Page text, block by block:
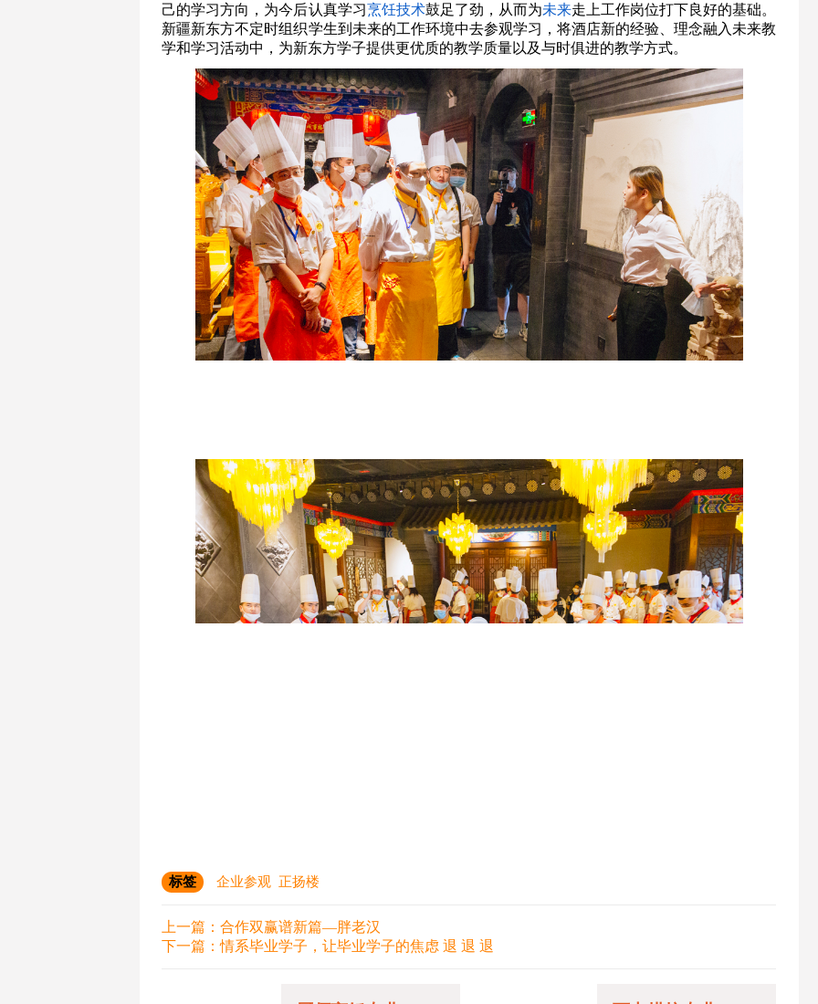
己的学习方向，为今后认真学习烹饪技术鼓足了劲，从而为未来走上工作岗位打下良好的基础。
新疆新东方不定时组织学生到未来的工作环境中去参观学习，将酒店新的经验、理念融入未来教
学和学习活动中，为新东方学子提供更优质的教学质量以及与时俱进的教学方式。
标签 企业参观 正扬楼
上一篇：合作双赢谱新篇—胖老汉
下一篇：情系毕业学子，让毕业学子的焦虑 退 退 退